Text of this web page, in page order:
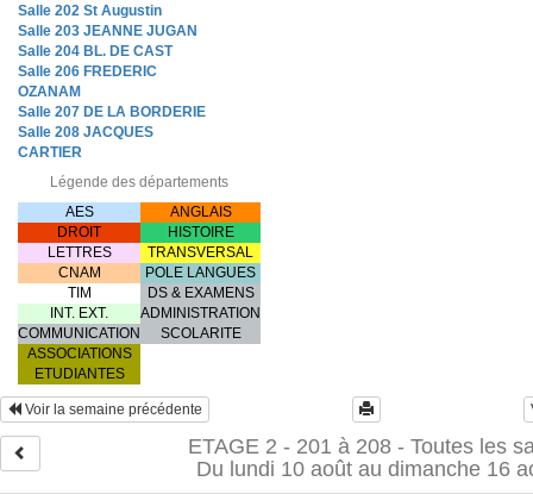
Salle 202 St Augustin
Salle 203 JEANNE JUGAN
Salle 204 BL. DE CAST
Salle 206 FREDERIC
OZANAM
Salle 207 DE LA BORDERIE
Salle 208 JACQUES
CARTIER
Légende des départements
AES
ANGLAIS
DROIT
HISTOIRE
LETTRES
TRANSVERSAL
CNAM
POLE LANGUES
TIM
DS & EXAMENS
INT. EXT.
ADMINISTRATION
COMMUNICATION
SCOLARITE
ASSOCIATIONS
ETUDIANTES
Voir la semaine précédente
ETAGE 2 - 201 à 208 - Toutes les
Du lundi 10 août au dimanche 16